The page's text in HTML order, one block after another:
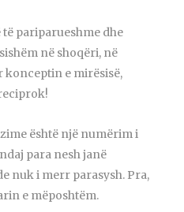
pariparueshme dhe
në shoqëri, në
e mirësisë,
është një numërim i
para nesh janë
nuk i merr parasysh. Pra,
e mëposhtëm.